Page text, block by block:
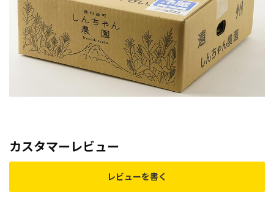
カスタマーレビュー
レビューを書く